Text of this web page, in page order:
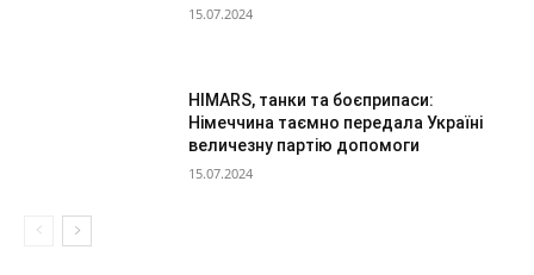
15.07.2024
HIMARS, танки та боєприпаси:
Німеччина таємно передала Україні
величезну партію допомоги
15.07.2024